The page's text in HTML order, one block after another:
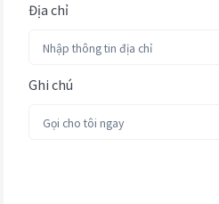
Địa chỉ
Ghi chú